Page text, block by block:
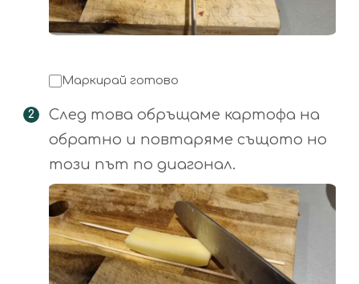
Маркирай готово
След това обръщаме картофа на
обратно и повтаряме същото но
този път по диагонал.